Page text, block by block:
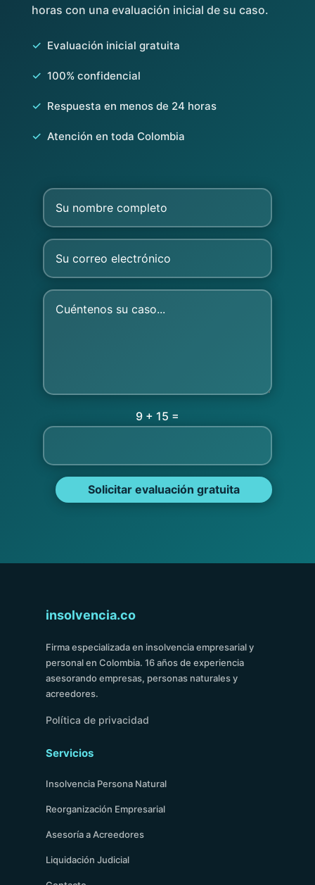
horas con una evaluación inicial de su caso.
✓ Evaluación inicial gratuita
✓ 100% confidencial
✓ Respuesta en menos de 24 horas
✓ Atención en toda Colombia
9 + 15 =
Solicitar evaluación gratuita
insolvencia.co
Firma especializada en insolvencia empresarial y
personal en Colombia. 16 años de experiencia
asesorando empresas, personas naturales y
acreedores.
Política de privacidad
Servicios
Insolvencia Persona Natural
Reorganización Empresarial
Asesoría a Acreedores
Liquidación Judicial